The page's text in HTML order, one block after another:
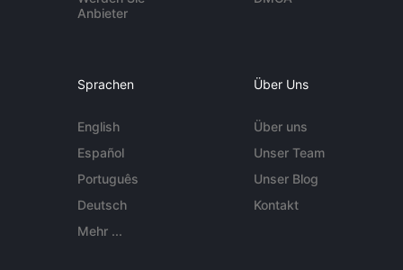
Anbieter
Sprachen
English
Español
Português
Deutsch
Mehr ...
Über Uns
Über uns
Unser Team
Unser Blog
Kontakt